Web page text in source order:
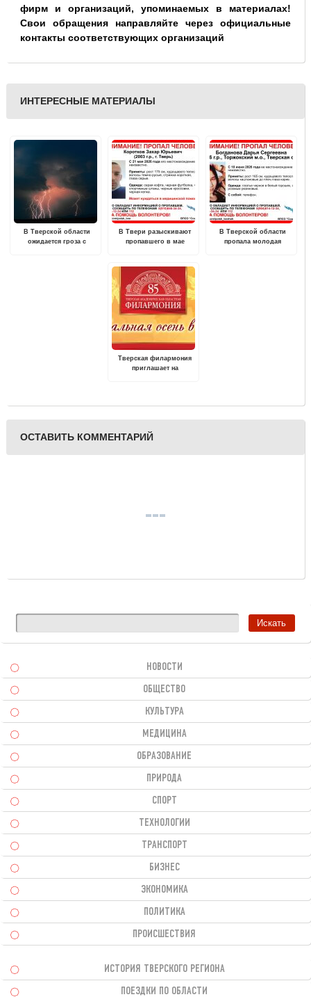
фирм и организаций, упоминаемых в материалах!
Свои обращения направляйте через официальные
контакты соответствующих организаций
ИНТЕРЕСНЫЕ МАТЕРИАЛЫ
В Тверской области
ожидается гроза с
В Твери разыскивают
пропавшего в мае
В Тверской области
пропала молодая
Тверская филармония
приглашает на
ОСТАВИТЬ КОММЕНТАРИЙ
НОВОСТИ
ОБЩЕСТВО
КУЛЬТУРА
МЕДИЦИНА
ОБРАЗОВАНИЕ
ПРИРОДА
СПОРТ
ТЕХНОЛОГИИ
ТРАНСПОРТ
БИЗНЕС
ЭКОНОМИКА
ПОЛИТИКА
ПРОИСШЕСТВИЯ
ИСТОРИЯ ТВЕРСКОГО РЕГИОНА
ПОЕЗДКИ ПО ОБЛАСТИ